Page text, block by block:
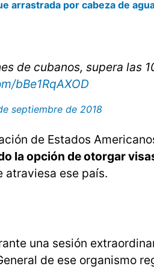
arrastrada por cabeza de
de cubanos, supera las
bBe1RqAXOD
septiembre de 2018
de Estados
la opción de otorgar
atraviesa ese país.
una sesión
de ese organismo